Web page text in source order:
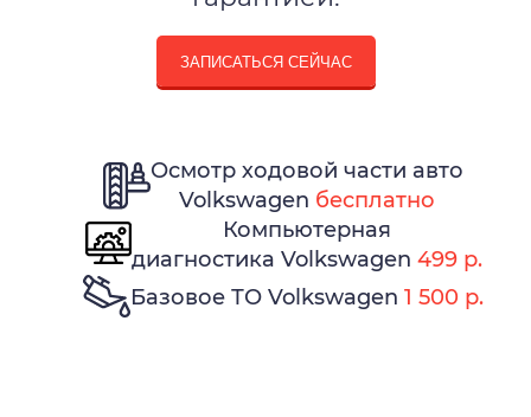
ЗАПИСАТЬСЯ СЕЙЧАС
Осмотр ходовой части авто
Volkswagen бесплатно
Компьютерная
диагностика Volkswagen 499 р.
Базовое ТО Volkswagen 1 500 р.